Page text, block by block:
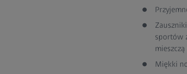
sportów
Miękki